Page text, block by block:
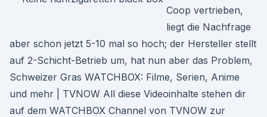
Coop vertrieben,
liegt die Nachfrage
aber schon jetzt 5-10 mal so hoch; der Hersteller stellt
auf 2-Schicht-Betrieb um, hat nun aber das Problem,
Schweizer Gras WATCHBOX: Filme, Serien, Anime
und mehr | TVNOW All diese Videoinhalte stehen dir
auf dem WATCHBOX Channel von TVNOW zur